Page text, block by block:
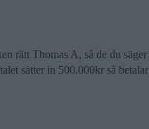
rätt Thomas A, så de du
sätter in 500.000kr så